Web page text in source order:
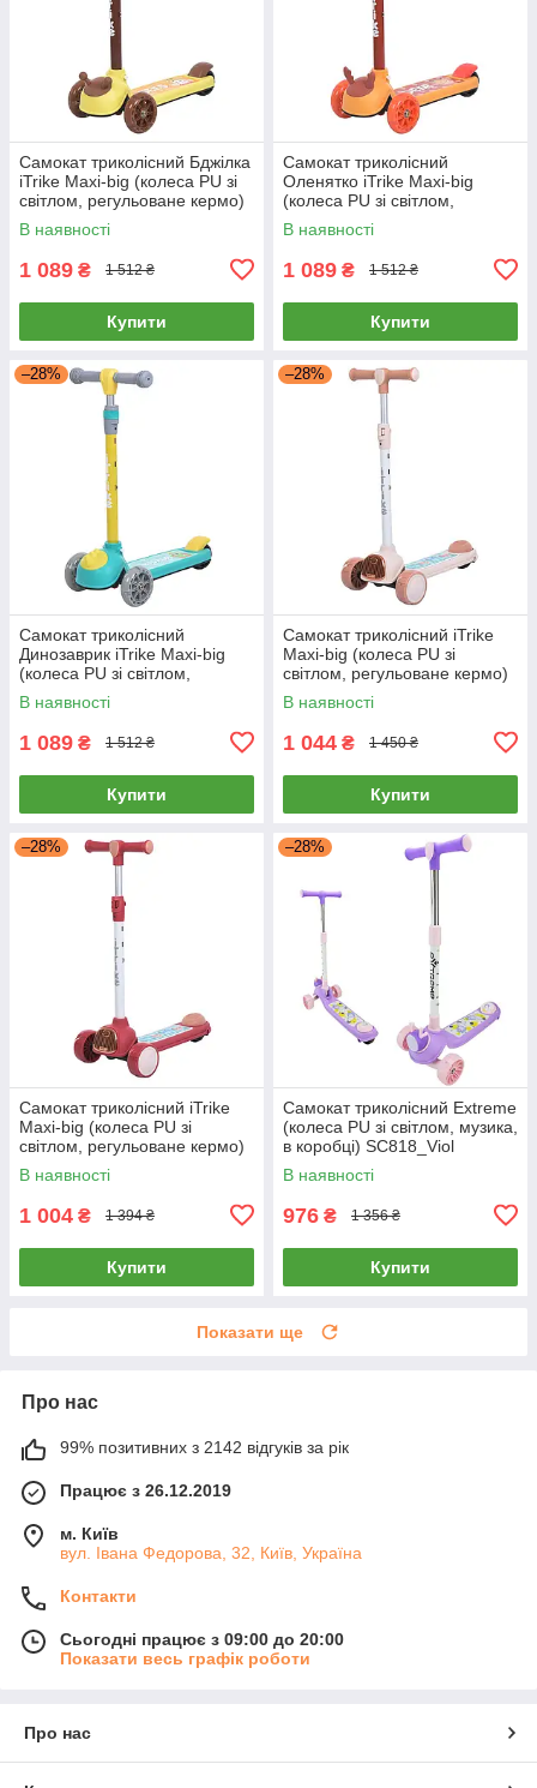
Самокат триколісний Бджілка
iTrike Maxi-big (колеса PU зі
світлом, регульоване кермо)
JR3-160-Bee
В наявності
1 089 ₴ 1 512 ₴
Купити
Самокат триколісний
Оленятко iTrike Maxi-big
(колеса PU зі світлом,
регульоване кермо) JR3-160-
Deer
В наявності
1 089 ₴ 1 512 ₴
Купити
–28%
Самокат триколісний
Динозаврик iTrike Maxi-big
(колеса PU зі світлом,
регульоване кермо) JR3-160-
Dino
В наявності
1 089 ₴ 1 512 ₴
Купити
–28%
Самокат триколісний iTrike
Maxi-big (колеса PU зі
світлом, регульоване кермо)
JR3-163-W
В наявності
1 044 ₴ 1 450 ₴
Купити
–28%
Самокат триколісний iTrike
Maxi-big (колеса PU зі
світлом, регульоване кермо)
JR3-163-R Червоний
В наявності
1 004 ₴ 1 394 ₴
Купити
–28%
Самокат триколісний Extreme
(колеса PU зі світлом, музика,
в коробці) SC818_Viol
Фіолетовий
В наявності
976 ₴ 1 356 ₴
Купити
Показати ще
Про нас
99% позитивних з 2142 відгуків за рік
Працює з 26.12.2019
м. Київ
вул. Івана Федорова, 32, Київ, Україна
Контакти
Сьогодні працює з 09:00 до 20:00
Показати весь графік роботи
Про нас